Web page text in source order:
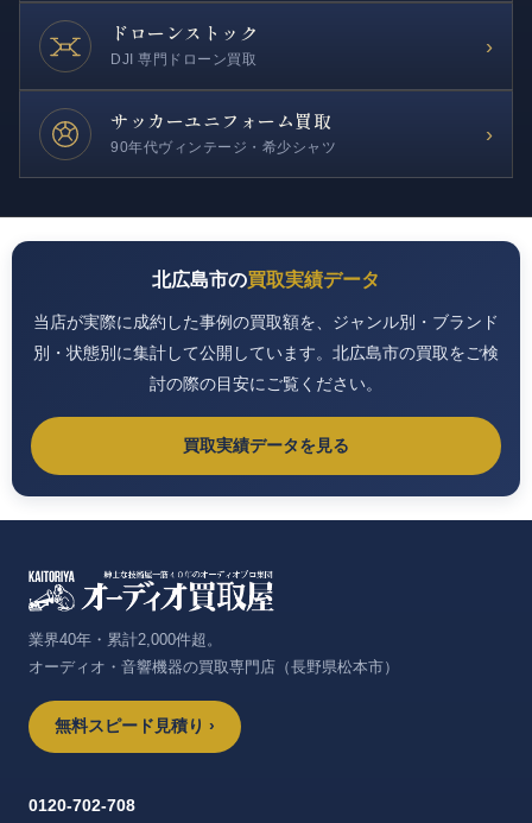
ドローンストック
DJI 専門ドローン買取
›
サッカーユニフォーム買取
90年代ヴィンテージ・希少シャツ
›
北広島市の買取実績データ
当店が実際に成約した事例の買取額を、ジャンル別・ブランド
別・状態別に集計して公開しています。北広島市の買取をご検
討の際の目安にご覧ください。
買取実績データを見る
業界40年・累計2,000件超。
オーディオ・音響機器の買取専門店（長野県松本市）
無料スピード見積り ›
0120-702-708